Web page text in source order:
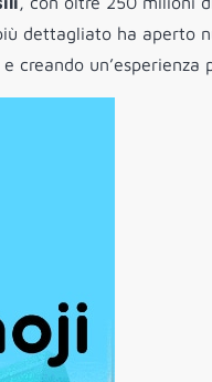
dettagliato ha aperto
creando un’esperienza